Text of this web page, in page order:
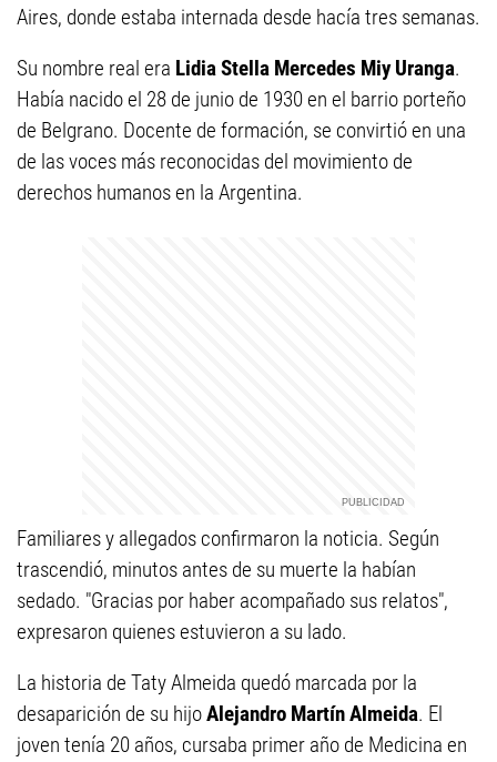
Aires, donde estaba internada desde hacía tres semanas.
Su nombre real era Lidia Stella Mercedes Miy Uranga.
Había nacido el 28 de junio de 1930 en el barrio porteño
de Belgrano. Docente de formación, se convirtió en una
de las voces más reconocidas del movimiento de
derechos humanos en la Argentina.
Familiares y allegados confirmaron la noticia. Según
trascendió, minutos antes de su muerte la habían
sedado. "Gracias por haber acompañado sus relatos",
expresaron quienes estuvieron a su lado.
La historia de Taty Almeida quedó marcada por la
desaparición de su hijoAlejandro Martín Almeida. El
joven tenía 20 años, cursaba primer año de Medicina en